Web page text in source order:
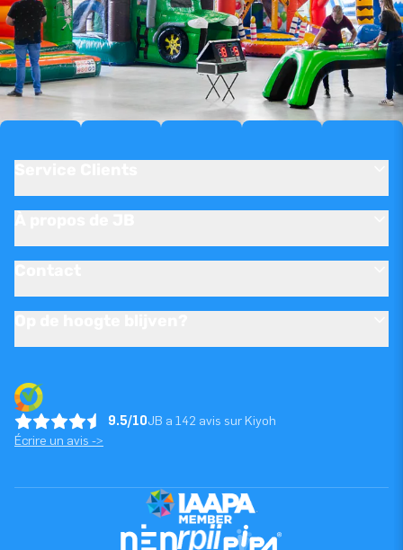
9.5/10JB a 142 avis sur Kiyoh
Écrire un avis ->